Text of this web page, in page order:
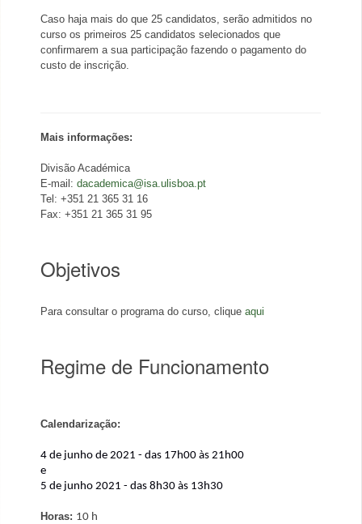
Caso haja mais do que 25 candidatos, serão admitidos no
curso os primeiros 25 candidatos selecionados que
confirmarem a sua participação fazendo o pagamento do
custo de inscrição.
Mais informações:
Divisão Académica
E-mail: dacademica@isa.ulisboa.pt
Tel: +351 21 365 31 16
Fax: +351 21 365 31 95
Objetivos
Para consultar o programa do curso, clique aqui
Regime de Funcionamento
Calendarização:
4 de junho de 2021 - das 17h00 às 21h00
e
5 de junho 2021 - das 8h30 às 13h30
Horas: 10 h